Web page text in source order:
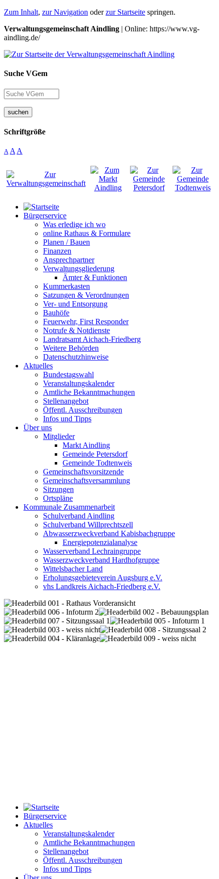
Zum Inhalt, zur Navigation oderzur Startseite springen.
Verwaltungsgemeinschaft Aindling | Online: https://www.vg-
aindling.de/
Suche VGem
suchen
Schriftgröße
A A A
Bürgerservice
Was erledige ich wo
online Rathaus & Formulare
Planen / Bauen
Finanzen
Ansprechpartner
Verwaltungsgliederung
Ämter & Funktionen
Kummerkasten
Satzungen & Verordnungen
Ver- und Entsorgung
Bauhöfe
Feuerwehr, First Responder
Notrufe & Notdienste
Landratsamt Aichach-Friedberg
Weitere Behörden
Datenschutzhinweise
Aktuelles
Bundestagswahl
Veranstaltungskalender
Amtliche Bekanntmachungen
Stellenangebot
Öffentl. Ausschreibungen
Infos und Tipps
Über uns
Mitglieder
Markt Aindling
Gemeinde Petersdorf
Gemeinde Todtenweis
Gemeinschaftsvorsitzende
Gemeinschaftsversammlung
Sitzungen
Ortspläne
Kommunale Zusammenarbeit
Schulverband Aindling
Schulverband Willprechtszell
Abwasserzweckverband Kabisbachgruppe
Energiepotenzialanalyse
Wasserverband Lechraingruppe
Wasserzweckverband Hardhofgruppe
Wittelsbacher Land
Erholungsgebieteverein Augsburg e.V.
vhs Landkreis Aichach-Friedberg e.V.
Bürgerservice
Aktuelles
Veranstaltungskalender
Amtliche Bekanntmachungen
Stellenangebot
Öffentl. Ausschreibungen
Infos und Tipps